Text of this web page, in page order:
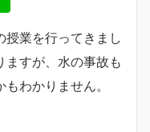
授業を行ってきまし
ますが、水の事故も
わかりません。